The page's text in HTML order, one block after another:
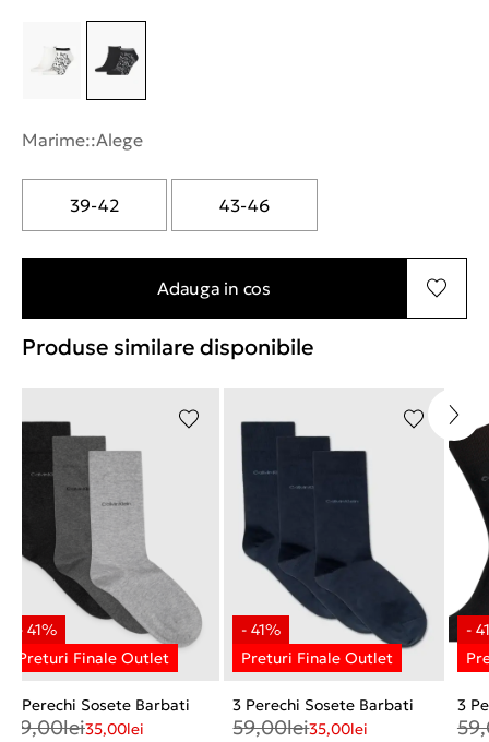
Marime::Alege
39-42 43-46
Adauga in cos
Produse similare disponibile
3 Perechi Sosete Barbati
59,00lei35,00lei
3 Perechi Sosete Barbati
59,00lei35,00lei
3